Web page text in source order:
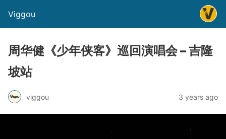
Viggou
周华健《少年侠客》巡回演唱会 – 吉隆
坡站
viggou 3 years ago